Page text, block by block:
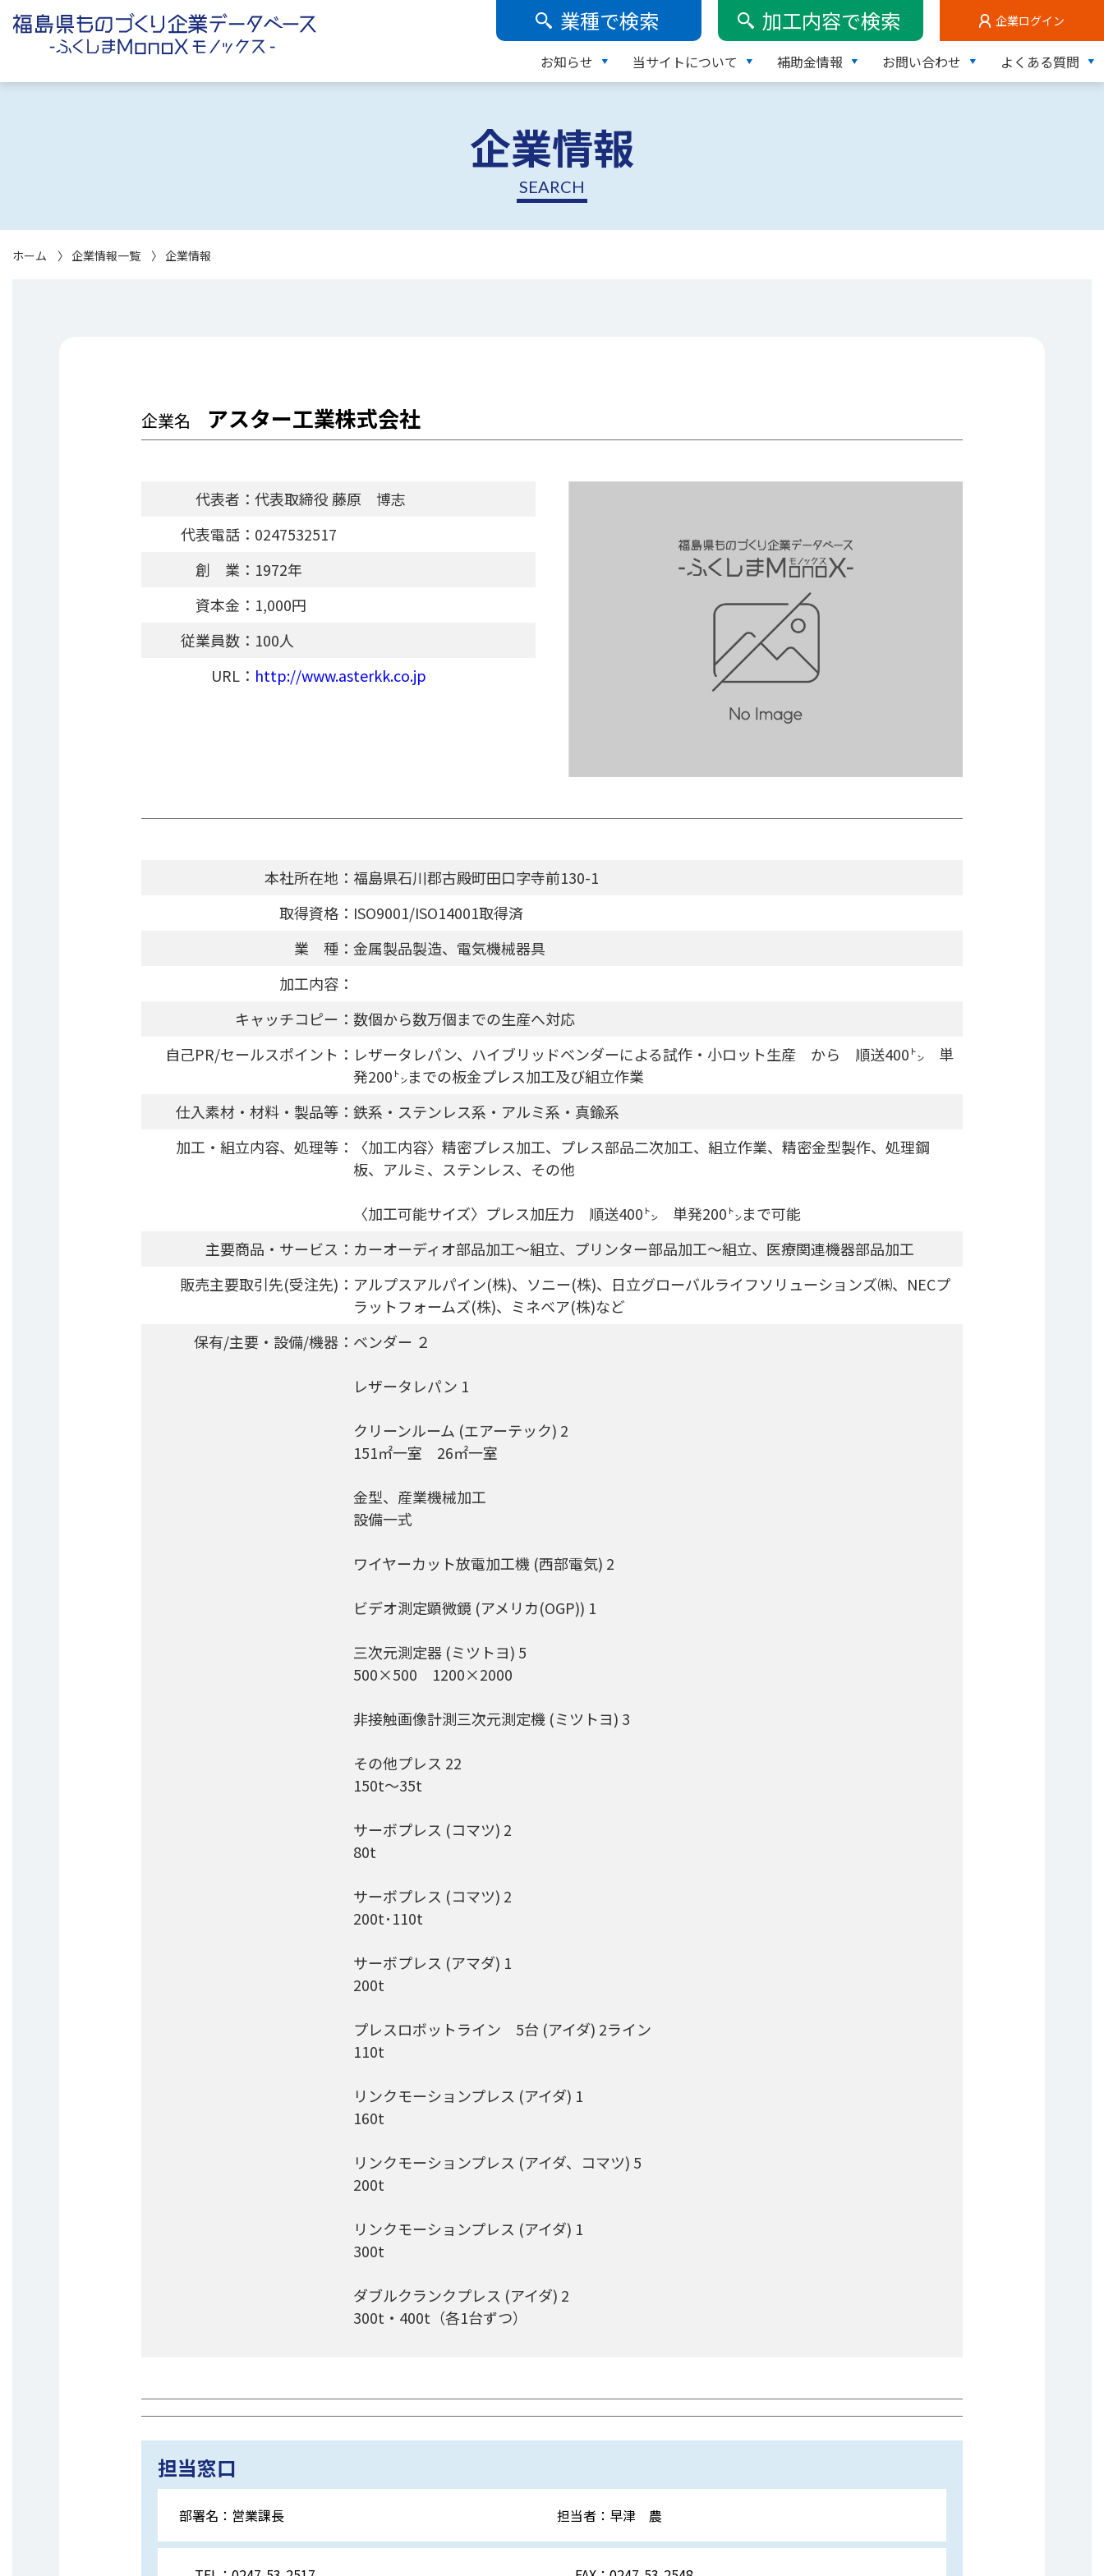
業種で検索 加工内容で検索 企業ログイン
お知らせ 当サイトについて 補助金情報 お問い合わせ よくある質問
企業情報
SEARCH
ホーム 企業情報一覧 企業情報
企業名 アスター工業株式会社
代表者： 代表取締役 藤原 博志
代表電話： 0247532517
創 業： 1972年
資本金： 1,000円
従業員数： 100人
URL： http://www.asterkk.co.jp
本社所在地： 福島県石川郡古殿町田口字寺前130-1
取得資格： ISO9001/ISO14001取得済
業 種： 金属製品製造、電気機械器具
加工内容：
キャッチコピー： 数個から数万個までの生産へ対応
自己PR/セールスポイント： レザータレパン、ハイブリッドベンダーによる試作・小ロット生産 から 順送400㌧ 単
発200㌧までの板金プレス加工及び組立作業
仕入素材・材料・製品等： 鉄系・ステンレス系・アルミ系・真鍮系
加工・組立内容、処理等：
〈加工内容〉精密プレス加工、プレス部品二次加工、組立作業、精密金型製作、処理鋼
板、アルミ、ステンレス、その他
〈加工可能サイズ〉プレス加圧力 順送400㌧ 単発200㌧まで可能
主要商品・サービス： カーオーディオ部品加工～組立、プリンター部品加工～組立、医療関連機器部品加工
販売主要取引先(受注先)： アルプスアルパイン(株)、ソニー(株)、日立グローバルライフソリューションズ㈱、NECプ
ラットフォームズ(株)、ミネベア(株)など
保有/主要・設備/機器： ベンダー ２
レザータレパン 1
クリーンルーム (エアーテック) 2
151㎡一室 26㎡一室
金型、産業機械加工
設備一式
ワイヤーカット放電加工機 (西部電気) 2
ビデオ測定顕微鏡 (アメリカ(OGP)) 1
三次元測定器 (ミツトヨ) 5
500×500 1200×2000
非接触画像計測三次元測定機 (ミツトヨ) 3
その他プレス 22
150t～35t
サーボプレス (コマツ) 2
80t
サーボプレス (コマツ) 2
200t･110t
サーボプレス (アマダ) 1
200t
プレスロボットライン 5台 (アイダ) 2ライン
110t
リンクモーションプレス (アイダ) 1
160t
リンクモーションプレス (アイダ、コマツ) 5
200t
リンクモーションプレス (アイダ) 1
300t
ダブルクランクプレス (アイダ) 2
300t・400t（各1台ずつ）
担当窓口
部署名： 営業課長 担当者： 早津 農